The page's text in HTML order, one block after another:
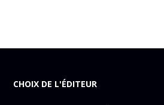
CHOIX DE L'ÉDITEUR